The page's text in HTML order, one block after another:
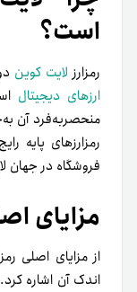
است؟
رمزارز لایت کوین
ارز‌های دیجیتال
فروشگاه در جهان
مزایای
از مزایای اصلی
اندک آن اشاره